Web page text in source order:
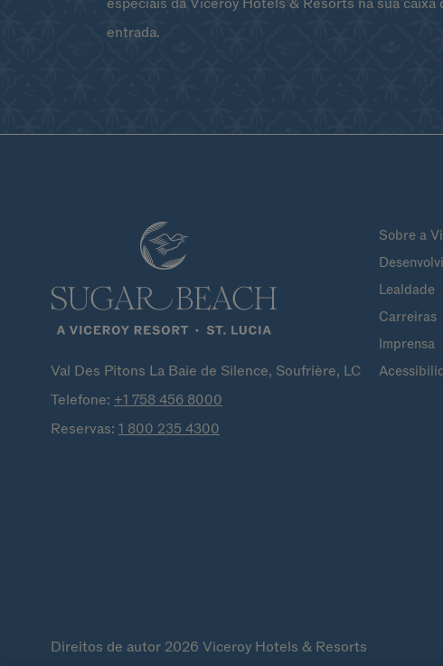
entrada.
Val Des Pitons La Baie de Silence, Soufrière, LC
Telefone: +1 758 456 8000
Reservas: 1 800 235 4300
Sobre a
Lealdade
Carreiras
Imprensa
Direitos de autor 2026 Viceroy Hotels & Resorts